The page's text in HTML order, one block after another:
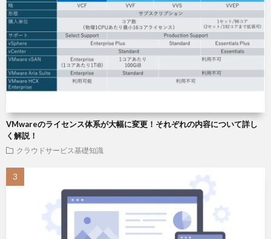
VMwareのライセンス体系が大幅に変更！それぞれの内容について詳し
く解説！
クラウドサービス基礎知識